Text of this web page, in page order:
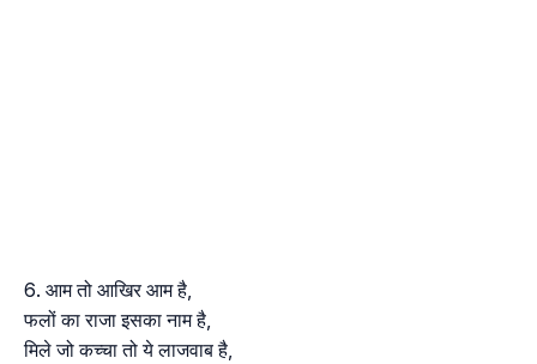
आम तो आखिर आम है,
फलों का राजा इसका नाम है,
मिले जो कच्चा तो ये लाजवाब है,